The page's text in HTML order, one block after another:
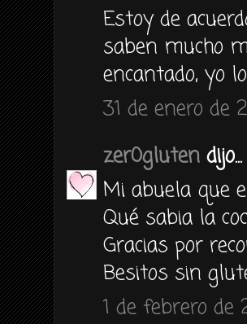
Estoy de
saben mucho
encantado, yo
31 de enero de
zer0gluten dijo...
Mi abuela que
Qué sabia la
Gracias por
Besitos sin
1 de febrero